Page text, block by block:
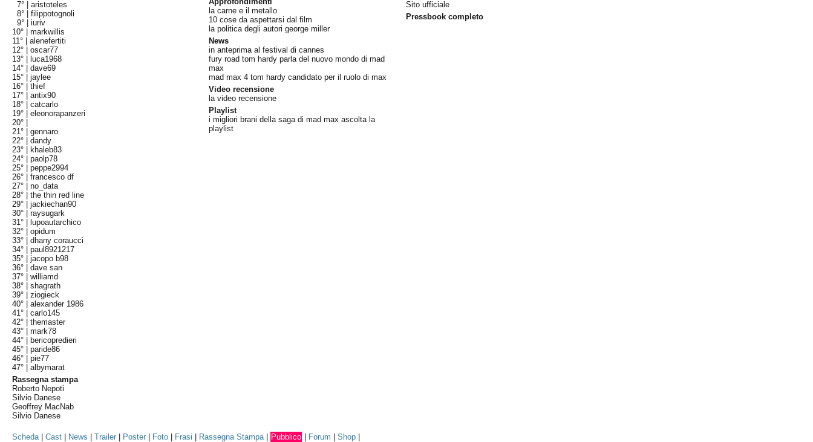
7° |aristoteles
8° |filippotognoli
9° |iuriv
10° |markwillis
11° |alenefertiti
12° |oscar77
13° |
luca1968
14° |dave69
15° |jaylee
16° |thief
17° |antix90
18° |catcarlo
19° |eleonorapanzeri
20° |
21° |gennaro
22° |dandy
23° |
khaleb83
24° |paolp78
25° |peppe2994
26° |francesco df
27° |no_data
28° |the thin red line
29° |jackiechan90
30° |raysugark
31° |
lupoautarchico
32° |opidum
33° |dhany coraucci
34° |paul8921217
35° |jacopo b98
36° |dave san
37° |williamd
38° |shagrath
39° |ziogieck
40° |alexander 1986
41° |carlo145
42° |themaster
43° |mark78
44° |
bericopredieri
45° |paride86
46° |pie77
47° |albymarat
Rassegna stampa
Roberto Nepoti
Silvio Danese
Geoffrey MacNab
Silvio Danese
la carne e il metallo
10 cose da aspettarsi dal film
la politica degli autori george miller
News
in anteprima al festival di cannes
fury road tom hardy parla del nuovo mondo di mad
max
mad max 4 tom hardy candidato per il ruolo di max
Video recensione
la video recensione
Playlist
i migliori brani della saga di mad max ascolta la
playlist
Sito ufficiale
Pressbook completo
Scheda|Cast News |Trailer Poster Foto Frasi Rassegna Stampa| Pubblico Forum |Shop